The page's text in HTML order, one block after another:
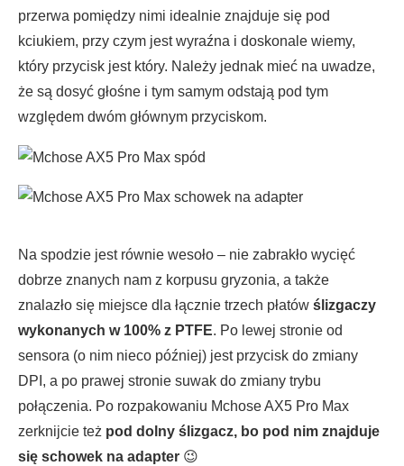
przerwa pomiędzy nimi idealnie znajduje się pod
kciukiem, przy czym jest wyraźna i doskonale wiemy,
który przycisk jest który. Należy jednak mieć na uwadze,
że są dosyć głośne i tym samym odstają pod tym
względem dwóm głównym przyciskom.
Na spodzie jest równie wesoło – nie zabrakło wycięć
dobrze znanych nam z korpusu gryzonia, a także
znalazło się miejsce dla łącznie trzech płatów ślizgaczy
wykonanych w 100% z PTFE. Po lewej stronie od
sensora (o nim nieco później) jest przycisk do zmiany
DPI, a po prawej stronie suwak do zmiany trybu
połączenia. Po rozpakowaniu Mchose AX5 Pro Max
zerknijcie też pod dolny ślizgacz, bo pod nim znajduje
się schowek na adapter 😉